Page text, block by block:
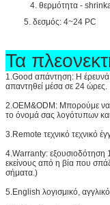
4. θερμότητα -
5. δεσμός: 4~24 PC
Τα
1.Good απάντηση: Η έρευνά
απαντηθεί μέσα σε 24 ώρες.
2.OEM&ODM: Μπορούμε να
το όνομά σας λογότυπων
3.Remote τεχνικό τεχνικό
4.Warranty: εξουσιοδότηση
εκείνους από η βία που
σήματα.)
5.English λογισμικό,